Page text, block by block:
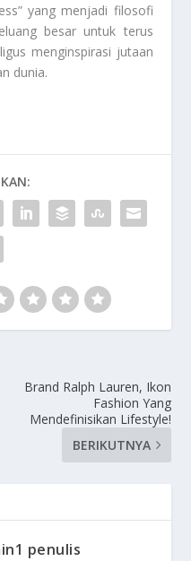
yang menjadi filosofi
besar untuk terus
menginspirasi jutaan
dunia.
Brand Ralph Lauren, Ikon
Fashion Yang
Mendefinisikan Lifestyle!
BERIKUTNYA
penulis